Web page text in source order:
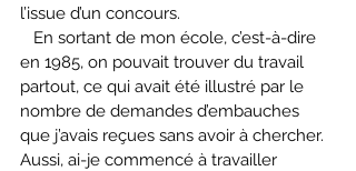
l’issue d’un concours.
en 1985, on pouvait trouver du travail
partout, ce qui avait été illustré par le
nombre de demandes d’embauches
que j’avais reçues sans avoir à chercher.
Aussi, ai-je commencé à travailler